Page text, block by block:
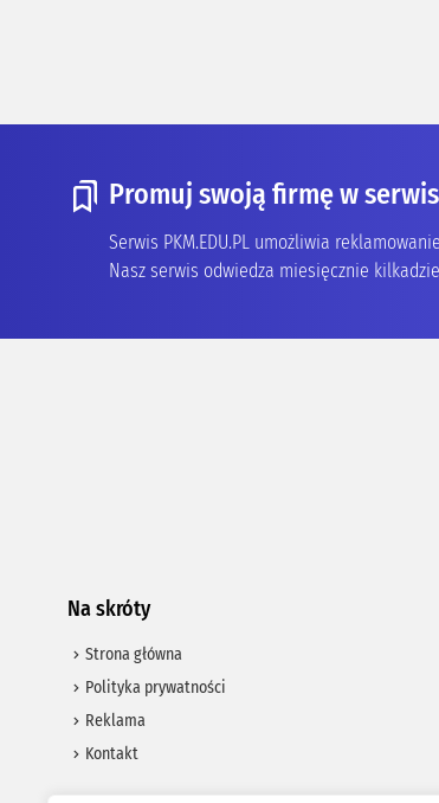
Promuj swoją firmę w
Serwis PKM.EDU.PL umożliwia
Nasz serwis odwiedza miesięcznie
Na skróty
Strona główna
Polityka prywatności
Reklama
Kontakt